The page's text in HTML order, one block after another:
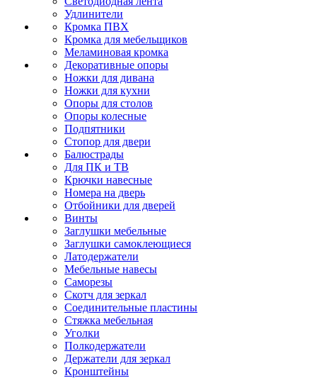
Удлинители
Кромка ПВХ
Кромка для мебельщиков
Меламиновая кромка
Декоративные опоры
Ножки для дивана
Ножки для кухни
Опоры для столов
Опоры колесные
Подпятники
Стопор для двери
Балюстрады
Для ПК и ТВ
Крючки навесные
Номера на дверь
Отбойники для дверей
Винты
Заглушки мебельные
Заглушки самоклеющиеся
Латодержатели
Мебельные навесы
Саморезы
Скотч для зеркал
Соединительные пластины
Стяжка мебельная
Уголки
Полкодержатели
Держатели для зеркал
Кронштейны